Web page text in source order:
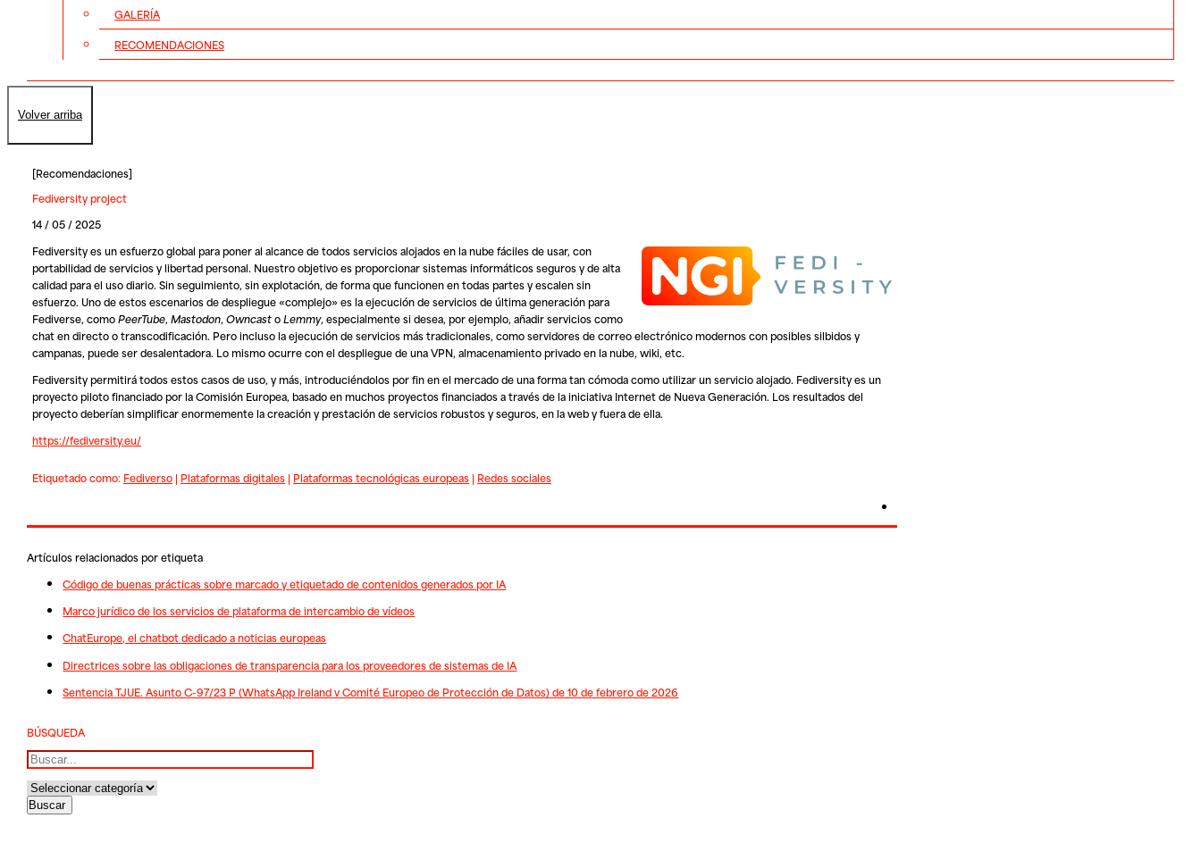
GALERÍA
RECOMENDACIONES
Volver arriba
[Recomendaciones]
Fediversity project
14 / 05 / 2025
Fediversityes un esfuerzo global para poner al alcance de todos servicios alojados en la nube fáciles de usar, con
portabilidad de servicios y libertad personal. Nuestro objetivo es proporcionar sistemas informáticos seguros y de alta
calidad para el uso diario. Sin seguimiento, sin explotación, de forma que funcionen en todas partes y escalen sin
esfuerzo. Uno de estos escenarios de despliegue «complejo» es la ejecución de servicios de última generación para
Fediverse, comoPeerTube, Mastodon, OwncastoLemmy, especialmente si desea, por ejemplo, añadir servicios como
chat en directo o transcodificación. Pero incluso la ejecución de servicios más tradicionales, como servidores de correo electrónico modernos con posibles silbidos y
campanas, puede ser desalentadora. Lo mismo ocurre con el despliegue de una VPN, almacenamiento privado en la nube, wiki, etc.
Fediversitypermitirá todos estos casos de uso, y más, introduciéndolos por fin en el mercado de una forma tan cómoda como utilizar un servicio alojado. Fediversityes un
proyecto piloto financiado por la Comisión Europea, basado en muchos proyectos financiados a través de la iniciativa Internet de Nueva Generación. Los resultados del
proyecto deberían simplificar enormemente la creación y prestación de servicios robustos y seguros, en la web y fuera de ella.
https://fediversity.eu/
Etiquetado como: Fediverso| Plataformas digitales| Plataformas tecnológicas europeas| Redes sociales
Artículos relacionados por etiqueta
Código de buenas prácticas sobre marcado y etiquetado de contenidos generados por IA
Marco jurídico de los servicios de plataforma de intercambio de vídeos
ChatEurope, el chatbot dedicado a noticias europeas
Directrices sobre las obligaciones de transparencia para los proveedores de sistemas de IA
Sentencia TJUE. Asunto C-97/23 P (WhatsApp Ireland v Comité Europeo de Protección de Datos) de 10 de febrero de 2026
BÚSQUEDA
Buscar